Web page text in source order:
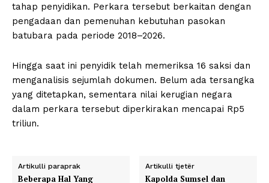
tahap penyidikan. Perkara tersebut berkaitan dengan
pengadaan dan pemenuhan kebutuhan pasokan
batubara pada periode 2018–2026.
Hingga saat ini penyidik telah memeriksa 16 saksi dan
menganalisis sejumlah dokumen. Belum ada tersangka
yang ditetapkan, sementara nilai kerugian negara
dalam perkara tersebut diperkirakan mencapai Rp5
triliun.
Artikulli paraprak
Beberapa Hal Yang
Artikulli tjetër
Kapolda Sumsel dan